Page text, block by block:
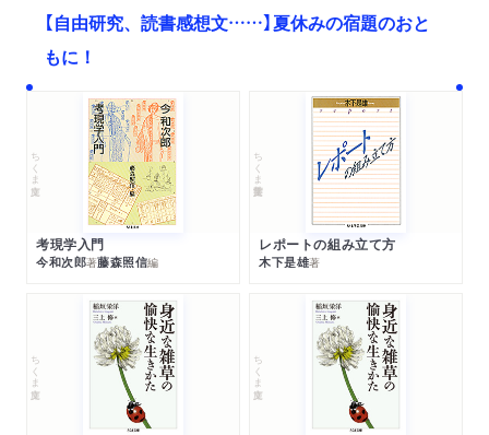
【自由研究、読書感想文……】夏休みの宿題のおと
もに！
ちくま文庫
考現学入門
今和次郎著藤森照信編
ちくま学芸文庫
レポートの組み立て方
木下是雄著
ちくま文庫 ちくま文庫